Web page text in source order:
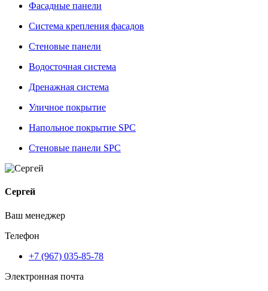
Фасадные панели
Система крепления фасадов
Стеновые панели
Водосточная система
Дренажная система
Уличное покрытие
Напольное покрытие SPC
Стеновые панели SPC
Сергей
Ваш менеджер
Телефон
+7 (967) 035-85-78
Электронная почта